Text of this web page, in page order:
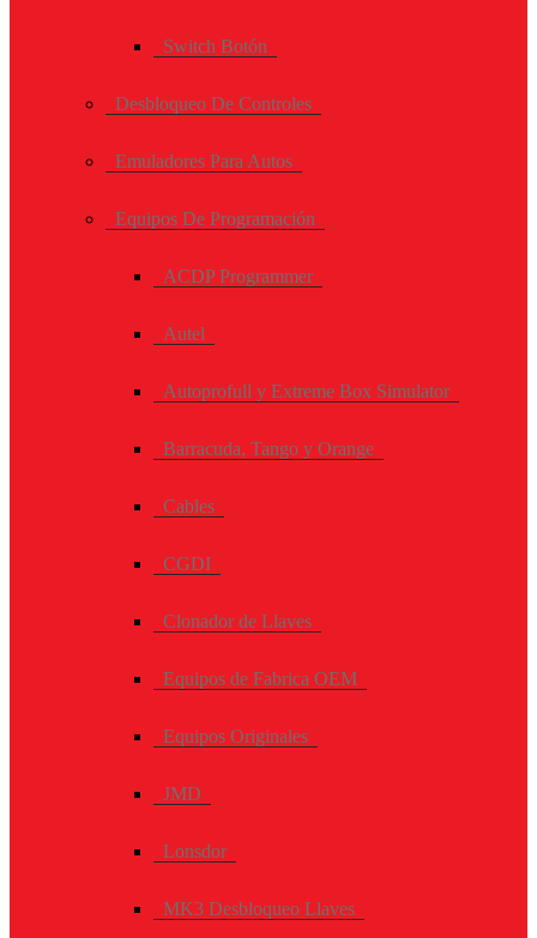
Switch Botón
Desbloqueo De Controles
Emuladores Para Autos
Equipos De Programación
ACDP Programmer
Autel
Autoprofull y Extreme Box Simulator
Barracuda, Tango y Orange
Cables
CGDI
Clonador de Llaves
Equipos de Fabrica OEM
Equipos Originales
JMD
Lonsdor
MK3 Desbloqueo Llaves